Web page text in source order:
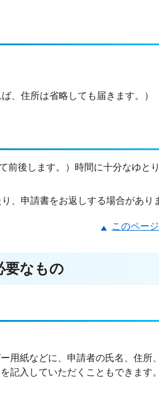
、住所は省略しても届きます。）
前後します。）時間に十分なゆと
、申請書をお返しする場合があり
このペー
要なもの
用紙などに、申請者の氏名、住所
記入していただくこともできます。